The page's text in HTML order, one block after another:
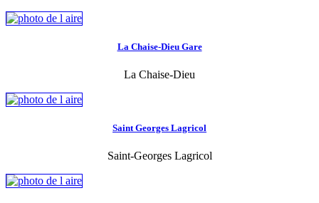
La Chaise-Dieu Gare
La Chaise-Dieu
Saint Georges Lagricol
Saint-Georges Lagricol